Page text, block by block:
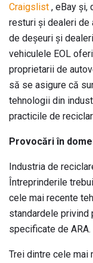
Craigslist , eBay și,
resturi și dealeri de
de deșeuri și
vehiculele EOL
proprietarii de
să se asigure că
tehnologii din
practicile de
Provocări în
Industria de
Întreprinderile
cele mai recente
standardele privind
specificate de ARA.
Trei dintre cele mai